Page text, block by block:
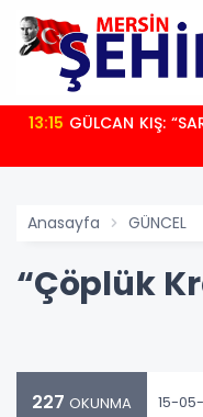
13:15 GÜLCAN KIŞ:
Anasayfa GÜNCEL
“Çöplük
227 OKUNMA 15-